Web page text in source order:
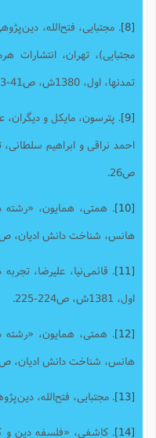
. مجتبایی، فتح‌الله،
مجتبایی)، تهران، انتشارات
تمدنها، اول، 1380ش، ص41-43.
. پترسون، مایکل و دیگران،
ص26.
. همتی، همایون، «رشته
هانس، شناخت دانش ادیان، ص192-194.
. قائمی‌نیا، علیرضا،
اول، 1381ش، ص224-225.
. همتی، همایون، «رشته
هانس، شناخت دانش ادیان، ص192-194.
. مجتبایی، فتح‌الله،
. کاشفی، «فلسفه دین و